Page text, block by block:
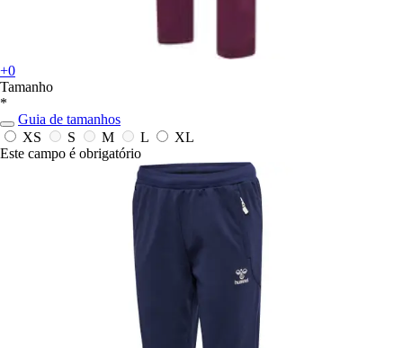
+0
Tamanho
*
Guia de tamanhos
XS
S M L
XL
Este campo é obrigatório